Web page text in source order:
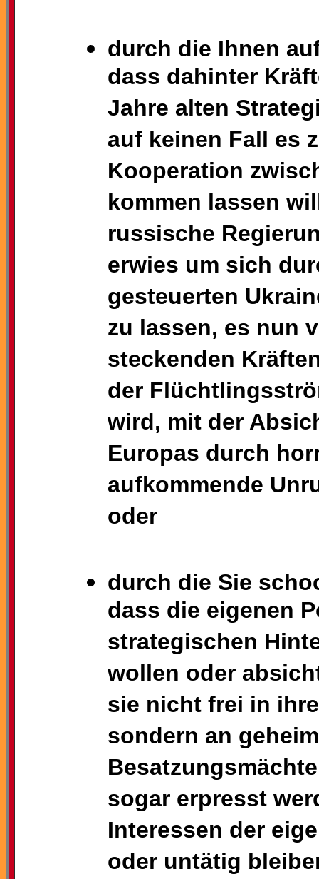
durch die Ihnen
dass dahinter
Jahre alten
auf keinen Fall es
Kooperation
kommen lassen
russische
erwies um sich
gesteuerten
zu lassen, es nun
steckenden
der
wird, mit der
Europas durch
aufkommende
oder
durch die Sie
dass die eigenen
strategischen
wollen oder
sie nicht frei in
sondern an
sogar erpresst
Interessen der
oder untätig